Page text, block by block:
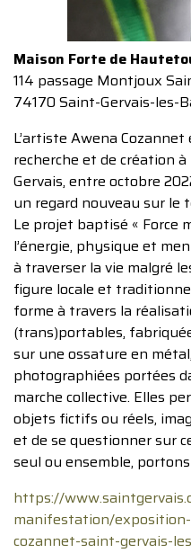
Maison Forte de
114 passage Montjoux
74170 Saint-Gervais-les-
L’artiste Awena
recherche et de création
Gervais, entre octobre
un regard nouveau sur le
Le projet baptisé « Force
l’énergie, physique et
à traverser la vie malgré
figure locale et
forme à travers la
(trans)portables,
sur une ossature en
photographiées portées
marche collective. Elles
objets fictifs ou réels,
et de se questionner sur
seul ou ensemble,
https://
manifestation/
cozannet-saint-gervais-